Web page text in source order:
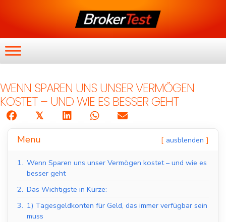
WENN SPAREN UNS UNSER VERMÖGEN
KOSTET – UND WIE ES BESSER GEHT
𝕏
Menu ausblenden
1. Wenn Sparen uns unser Vermögen kostet – und wie es
besser geht
2. Das Wichtigste in Kürze:
3. 1) Tagesgeldkonten für Geld, das immer verfügbar sein
muss